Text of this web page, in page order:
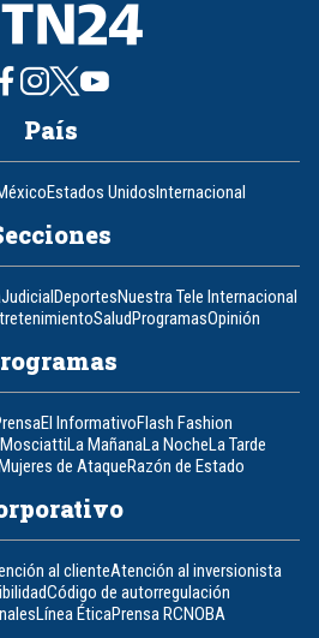
País
Estados UnidosInternacional
JudicialDeportesNuestra Tele Internacional
SaludProgramasOpinión
El InformativoFlash Fashion
La MañanaLa NocheLa Tarde
de AtaqueRazón de Estado
al clienteAtención al inversionista
Código de autorregulación
Línea ÉticaPrensa RCNOBA